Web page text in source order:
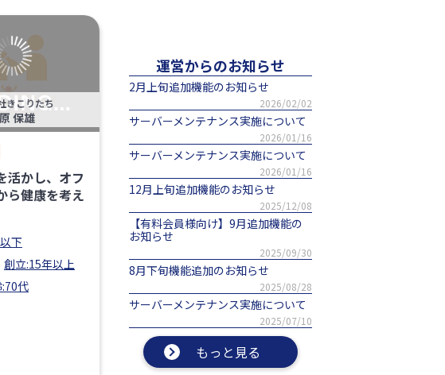
きこりたち
保雄
活かし、オフ
ら健康を考え
下
創立:15年以上
代
運営からのお知らせ
2月上旬追加機能のお知らせ
2026/02/02
サーバーメンテナンス実施について
2026/01/16
サーバーメンテナンス実施について
2026/01/16
12月上旬追加機能のお知らせ
2025/12/08
【有料会員様向け】9月追加機能の
お知らせ
2025/09/30
8月下旬機能追加のお知らせ
2025/08/28
サーバーメンテナンス実施について
2025/07/10
もっと見る